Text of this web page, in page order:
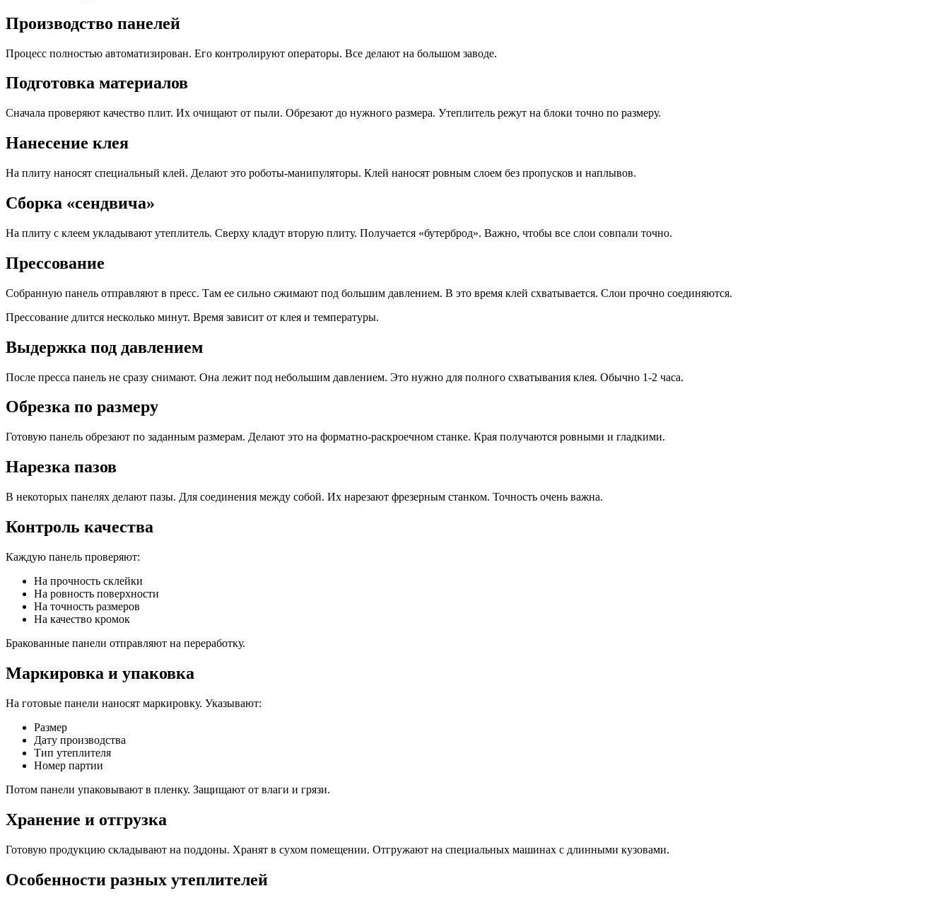
Производство панелей
Процесс полностью автоматизирован. Его контролируют операторы. Все делают на большом заводе.
Подготовка материалов
Сначала проверяют качество плит. Их очищают от пыли. Обрезают до нужного размера. Утеплитель режут на блоки точно по размеру.
Нанесение клея
На плиту наносят специальный клей. Делают это роботы-манипуляторы. Клей наносят ровным слоем без пропусков и наплывов.
Сборка «сендвича»
На плиту с клеем укладывают утеплитель. Сверху кладут вторую плиту. Получается «бутерброд». Важно, чтобы все слои совпали точно.
Прессование
Собранную панель отправляют в пресс. Там ее сильно сжимают под большим давлением. В это время клей схватывается. Слои прочно соединяются.
Прессование длится несколько минут. Время зависит от клея и температуры.
Выдержка под давлением
После пресса панель не сразу снимают. Она лежит под небольшим давлением. Это нужно для полного схватывания клея. Обычно 1-2 часа.
Обрезка по размеру
Готовую панель обрезают по заданным размерам. Делают это на форматно-раскроечном станке. Края получаются ровными и гладкими.
Нарезка пазов
В некоторых панелях делают пазы. Для соединения между собой. Их нарезают фрезерным станком. Точность очень важна.
Контроль качества
Каждую панель проверяют:
На прочность склейки
На ровность поверхности
На точность размеров
На качество кромок
Бракованные панели отправляют на переработку.
Маркировка и упаковка
На готовые панели наносят маркировку. Указывают:
Размер
Дату производства
Тип утеплителя
Номер партии
Потом панели упаковывают в пленку. Защищают от влаги и грязи.
Хранение и отгрузка
Готовую продукцию складывают на поддоны. Хранят в сухом помещении. Отгружают на специальных машинах с длинными кузовами.
Особенности разных утеплителей